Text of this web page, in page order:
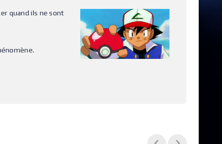
quand ils ne sont